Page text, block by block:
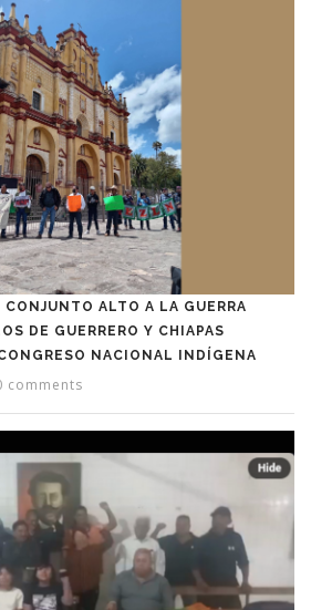
ALTO A LA GUERRA
DE GUERRERO Y CHIAPAS
NACIONAL INDÍGENA
comments